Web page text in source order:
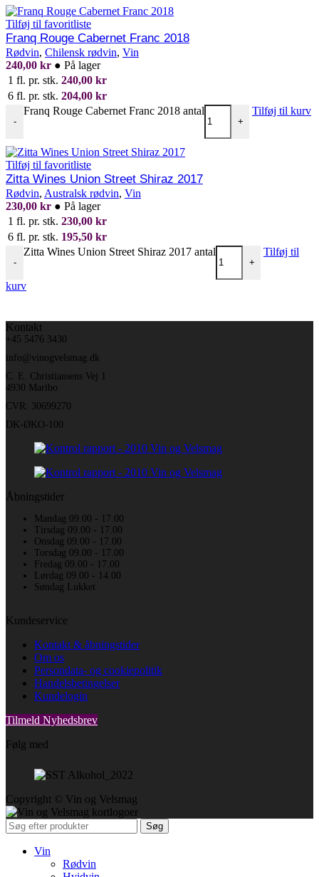
Tilføj til favoritliste
Franq Rouge Cabernet Franc 2018
Rødvin, Chilensk rødvin, Vin
240,00 kr ● På lager
1 fl. pr. stk. 240,00 kr
6 fl. pr. stk. 204,00 kr
-
Franq Rouge Cabernet Franc 2018 antal
+
Tilføj til kurv
Tilføj til favoritliste
Zitta Wines Union Street Shiraz 2017
Rødvin, Australsk rødvin, Vin
230,00 kr ● På lager
1 fl. pr. stk. 230,00 kr
6 fl. pr. stk. 195,50 kr
-
Zitta Wines Union Street Shiraz 2017 antal
+
Tilføj til
kurv
Kontakt
+45 5476 3430
info@vinogvelsmag.dk
C. E. Christiansens Vej 1
4930 Maribo
CVR: 30699270
DK-ØKO-100
Åbningstider
Mandag 09.00 - 17.00
Tirsdag 09.00 - 17.00
Onsdag 09.00 - 17.00
Torsdag 09.00 - 17.00
Fredag 09.00 - 17.00
Lørdag 09.00 - 14.00
Søndag Lukket
Kundeservice
Kontakt & åbningstider
Om os
Persondata- og cookiepolitik
Handelsbetingelser
Kundelogin
Tilmeld Nyhedsbrev
Følg med
Copyright © Vin og Velsmag
Søg
Vin
Rødvin